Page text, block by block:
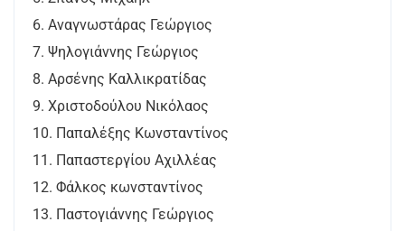
6. Αναγνωστάρας Γεώργιος
7. Ψηλογιάννης Γεώργιος
8. Αρσένης Καλλικρατίδας
9. Χριστοδούλου Νικόλαος
10. Παπαλέξης Κωνσταντίνος
11. Παπαστεργίου Αχιλλέας
12. Φάλκος κωνσταντίνος
13. Παστογιάννης Γεώργιος